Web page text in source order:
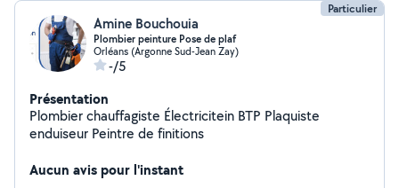
Particulier
Amine Bouchouia
Plombier peinture Pose de plaf
Orléans (Argonne Sud-Jean Zay)
-/5
Présentation
Plombier chauffagiste Électricitein BTP Plaquiste
enduiseur Peintre de finitions
Aucun avis pour l'instant